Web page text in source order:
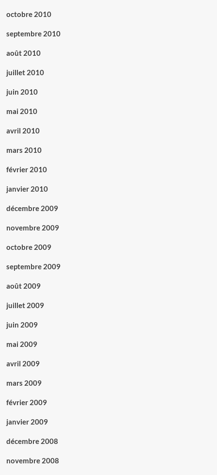
octobre 2010
septembre 2010
août 2010
juillet 2010
juin 2010
mai 2010
avril 2010
mars 2010
février 2010
janvier 2010
décembre 2009
novembre 2009
octobre 2009
septembre 2009
août 2009
juillet 2009
juin 2009
mai 2009
avril 2009
mars 2009
février 2009
janvier 2009
décembre 2008
novembre 2008